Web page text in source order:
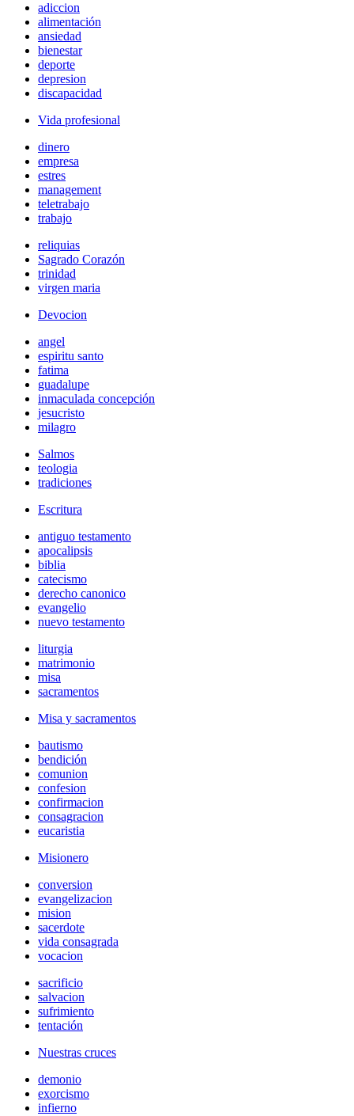
adiccion
alimentación
ansiedad
bienestar
deporte
depresion
discapacidad
Vida profesional
dinero
empresa
estres
management
teletrabajo
trabajo
reliquias
Sagrado Corazón
trinidad
virgen maria
Devocion
angel
espiritu santo
fatima
guadalupe
inmaculada concepción
jesucristo
milagro
Salmos
teologia
tradiciones
Escritura
antiguo testamento
apocalipsis
biblia
catecismo
derecho canonico
evangelio
nuevo testamento
liturgia
matrimonio
misa
sacramentos
Misa y sacramentos
bautismo
bendición
comunion
confesion
confirmacion
consagracion
eucaristia
Misionero
conversion
evangelizacion
mision
sacerdote
vida consagrada
vocacion
sacrificio
salvacion
sufrimiento
tentación
Nuestras cruces
demonio
exorcismo
infierno